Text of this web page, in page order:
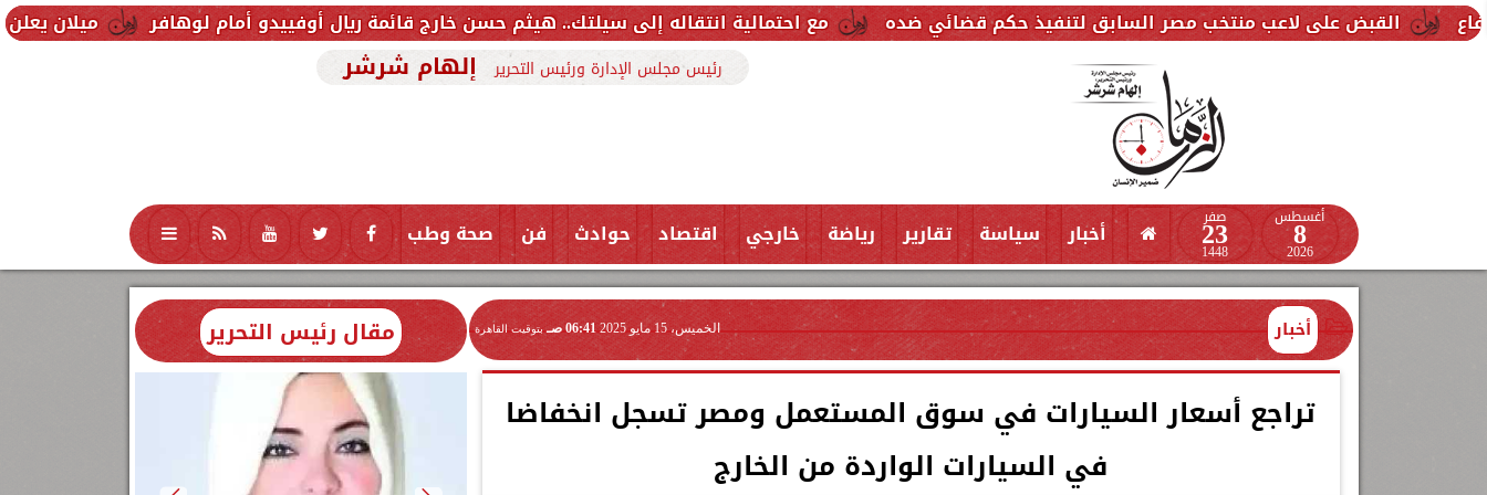
ميلان يعلن فسخ عقد مع احتمالية انتقاله إلى سيلتك.. هيثم حسن خارج قائمة ريال أوفييدو أمام لوهافر لاعب منتخب مصر السابق لتنفيذ حكم قضائي ضده
رئيس مجلس الإدارة ورئيس التحرير إلهام شرشر
أغسطس
8
2026
صفر
23
1448
أخبار سياسة تقارير رياضة خارجي اقتصاد حوادث فن صحة وطب تكنولوجيا منوعات محافظات
أخبار الخميس، 15 مايو 2025 06:41 صـ بتوقيت القاهرة
تراجع أسعار السيارات في سوق المستعمل ومصر تسجل انخفاضا
في السيارات الواردة من الخارج
مقال رئيس التحرير